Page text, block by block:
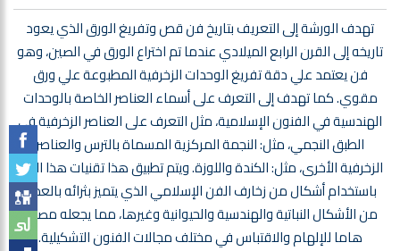
تهدف الورشة إلى التعريف بتاريخ فن قص وتفريغ الورق الذي يعود
تاريخه إلى القرن الرابع الميلادي عندما تم اختراع الورق في الصين، وهو
فن يعتمد علي دقة تفريغ الوحدات الزخرفية المطبوعة علي ورق
مقوي. كما تهدف إلى التعرف على أسماء العناصر الخاصة بالوحدات
الهندسية في الفنون الإسلامية، مثل التعرف على العناصر الزخرفية في
الطبق النجمي، مثل: النجمة المركزية المسماة بالترس والعناصر
الزخرفية الأخرى، مثل: الكندة واللوزة. ويتم تطبيق هذا تقنيات هذا الفن
باستخدام أشكال من زخارف الفن الإسلامي الذي يتميز بثرائه بالعديد
من الأشكال النباتية والهندسية والحيوانية وغيرها، مما يجعله مصدرا
هاما للإلهام والاقتباس في مختلف مجالات الفنون التشكيلية.